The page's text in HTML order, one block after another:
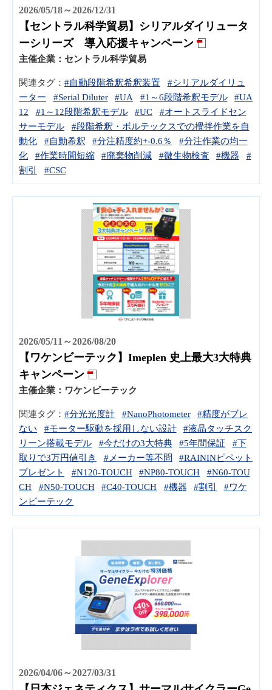
2026/05/18～2026/12/31
【セントラル科学貿易】シリアルダイリュータ
ーシリーズ 導入応援キャンペーン
主催企業： セントラル科学貿易
関連タグ： #自動段階希釈希釈装置
#シリアルダイリュ
ーター
#Serial Diluter #UA #1～6段階希釈モデル
#UA
12
#1～12段階希釈モデル #UC
#オートスライドセン
サーモデル
#段階希釈・ボルテックスでの攪拌作業を自
動化
#自動希釈 #分注精度約+-0.6％
#分注作業の均一
化
#作業時間短縮 #廃棄物削減 #微生物検査 #機器
#
割引
#CSC
2026/05/11～2026/08/20
【ワケンビーテック】Imeplen 史上最大3大特典
キャンペーン
主催企業： ワケンビーテック
関連タグ： #分光光度計 #NanoPhotometer
#精度がブレ
ない
#モーター駆動を採用しない設計
#液晶タッチスク
リーン搭載モデル
#今だけの3大特典 #5年間保証
#下
取りで3万円値引き
#メーカー等不問
#RAININピペット
プレゼント
#N120-TOUCH #NP80-TOUCH
#N60-TOU
CH
#N50-TOUCH #C40-TOUCH #機器 #割引
#ワケ
ンビーテック
2026/04/06～2027/03/31